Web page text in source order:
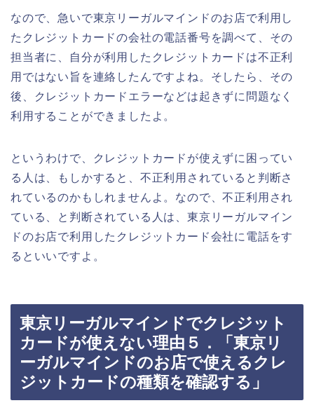
なので、急いで東京リーガルマインドのお店で利用し
たクレジットカードの会社の電話番号を調べて、その
担当者に、自分が利用したクレジットカードは不正利
用ではない旨を連絡したんですよね。そしたら、その
後、クレジットカードエラーなどは起きずに問題なく
利用することができましたよ。
というわけで、クレジットカードが使えずに困ってい
る人は、もしかすると、不正利用されていると判断さ
れているのかもしれませんよ。なので、不正利用され
ている、と判断されている人は、東京リーガルマイン
ドのお店で利用したクレジットカード会社に電話をす
るといいですよ。
東京リーガルマインドでクレジット
カードが使えない理由５．「東京リ
ーガルマインドのお店で使えるクレ
ジットカードの種類を確認する」